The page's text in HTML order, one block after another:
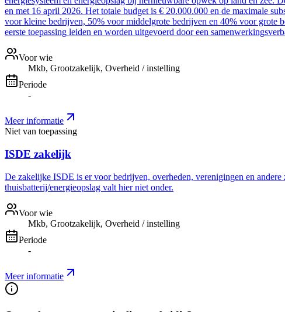
en met 16 april 2026. Het totale budget is € 20.000.000 en de maximale
voor kleine bedrijven, 50% voor middelgrote bedrijven en 40% voor grote
eerste toepassing leiden en worden uitgevoerd door een
Voor wie
Mkb, Grootzakelijk, Overheid / instelling
Periode
-
Meer informatie
Niet van toepassing
ISDE zakelijk
De zakelijke ISDE is er voor bedrijven, overheden, verenigingen en
thuisbatterij/energieopslag valt hier niet onder.
Voor wie
Mkb, Grootzakelijk, Overheid / instelling
Periode
-
Meer informatie